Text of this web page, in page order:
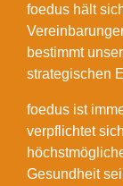
foedus hält
bestimmt
strategischen
foedus ist
verpflichtet
Gesundheit